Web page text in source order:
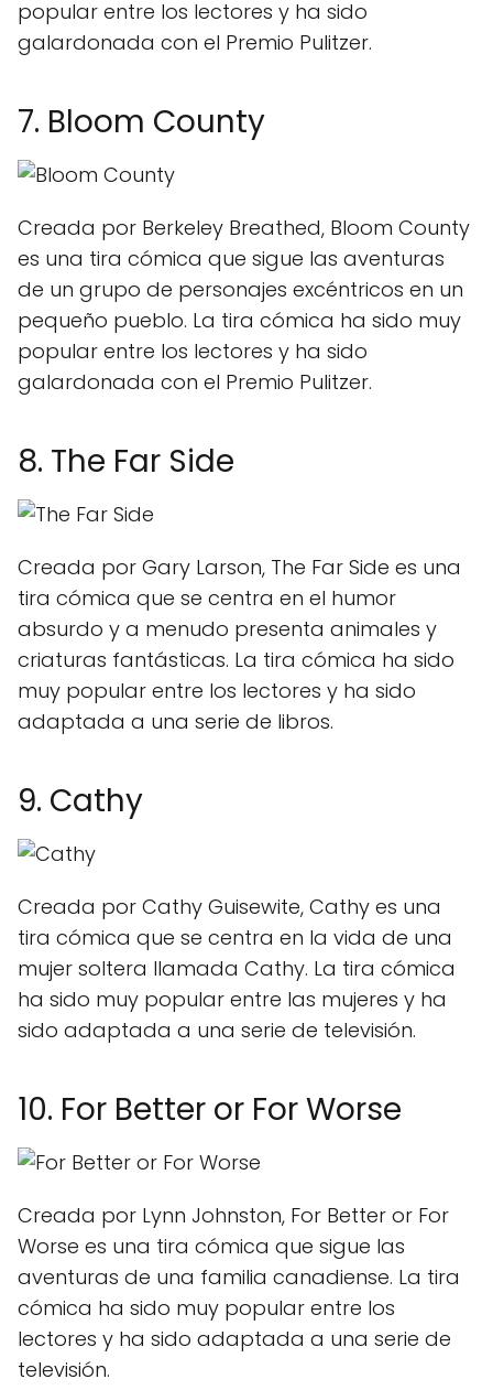
popular entre los lectores y ha sido
galardonada con el Premio Pulitzer.
7. Bloom County
Creada por Berkeley Breathed, Bloom County
es una tira cómica que sigue las aventuras
de un grupo de personajes excéntricos en un
pequeño pueblo. La tira cómica ha sido muy
popular entre los lectores y ha sido
galardonada con el Premio Pulitzer.
8. The Far Side
Creada por Gary Larson, The Far Side es una
tira cómica que se centra en el humor
absurdo y a menudo presenta animales y
criaturas fantásticas. La tira cómica ha sido
muy popular entre los lectores y ha sido
adaptada a una serie de libros.
9. Cathy
Creada por Cathy Guisewite, Cathy es una
tira cómica que se centra en la vida de una
mujer soltera llamada Cathy. La tira cómica
ha sido muy popular entre las mujeres y ha
sido adaptada a una serie de televisión.
10. For Better or For Worse
Creada por Lynn Johnston, For Better or For
Worse es una tira cómica que sigue las
aventuras de una familia canadiense. La tira
cómica ha sido muy popular entre los
lectores y ha sido adaptada a una serie de
televisión.